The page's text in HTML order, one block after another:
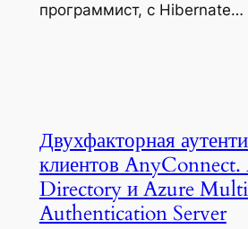
программист, с Hibernate…
Двухфакторная
клиентов
Directory и Azure
Authentication Server